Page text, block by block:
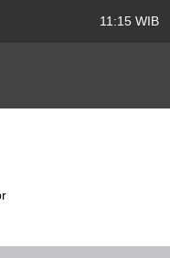
11:15 WIB